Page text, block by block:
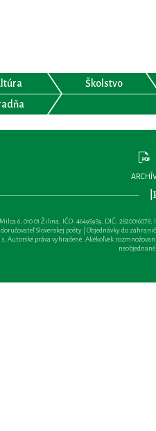
Školstvo
6, 010 01 Žilina, IČO: 46495959, DIČ:
Slovenskej pošty | Objednávky do
Autorské práva vyhradené. Akékoľvek